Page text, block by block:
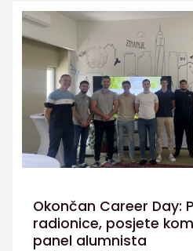
Okončan Career Day:
radionice, posjete
panel alumnista